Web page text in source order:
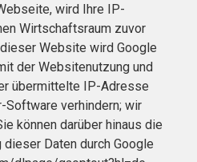
wird Ihre IP-
Wirtschaftsraum zuvor
Website wird Google
der Websitenutzung und
übermittelte IP-Adresse
Software verhindern; wir
können darüber hinaus die
Daten durch Google